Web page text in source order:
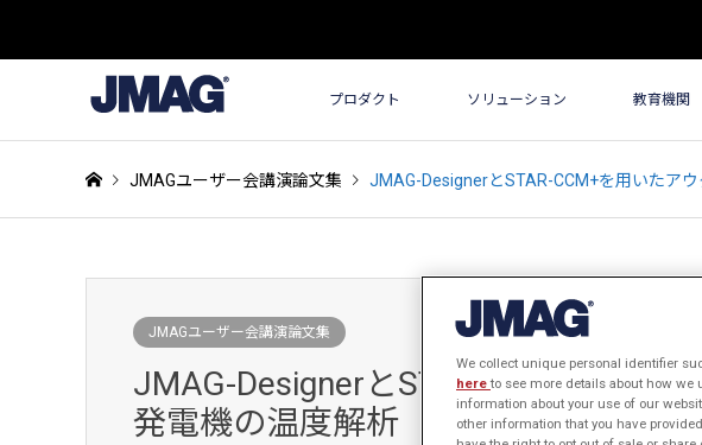
プロダクト ソリューション 教育機関
JMAGユーザー会講演論文集 JMAG-DesignerとSTAR-CCM+を用いたア
JMAGユーザー会講演論文集
JMAG-DesignerとSTAR-CCM+を用
発電機の温度解析
We collect unique personal identifier
hereto see more details about how we
information about your use of our
other information that you have